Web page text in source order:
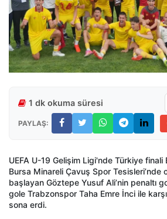
1 dk okuma süresi
PAYLAŞ:
UEFA U-19 Gelişim Ligi'nde Türkiye finali
Bursa Minareli Çavuş Spor Tesisleri’nde
başlayan Göztepe Yusuf Ali’nin penaltı
gole Trabzonspor Taha Emre İnci ile
sona erdi.